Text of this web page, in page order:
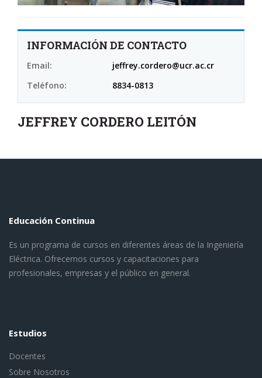
INFORMACIÓN DE CONTACTO
Email:
jeffrey.cordero@ucr.ac.cr
Teléfono:
8834-0813
JEFFREY CORDERO LEITÓN
Educación Continua
Es un programa de cursos en diferentes áreas de la Ingeniería
Eléctrica. Ofrecemos cursos y capacitaciones para
profesionales, empresas y el público en general.
Estudios
Docentes
Sobre Nosotros